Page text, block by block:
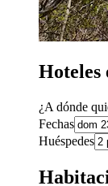
Hoteles
¿A dónde
Fechas
Huéspedes